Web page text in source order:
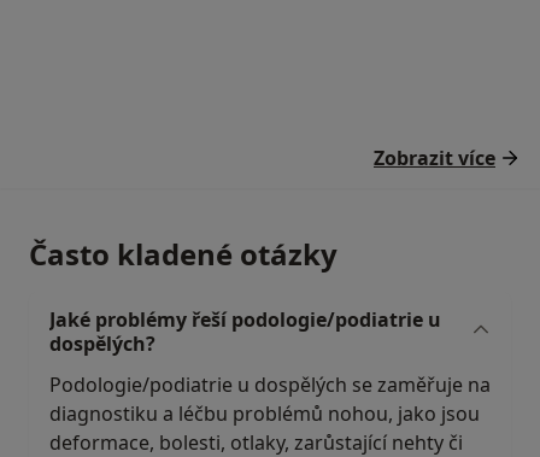
Zobrazit více
Často kladené otázky
Jaké problémy řeší podologie/podiatrie u
dospělých?
Podologie/podiatrie u dospělých se zaměřuje na
diagnostiku a léčbu problémů nohou, jako jsou
deformace, bolesti, otlaky, zarůstající nehty či